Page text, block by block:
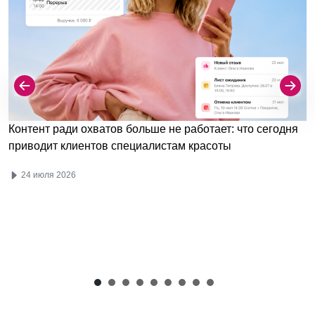
Контент ради охватов больше не работает: что сегодня
приводит клиентов специалистам красоты
24 июля 2026